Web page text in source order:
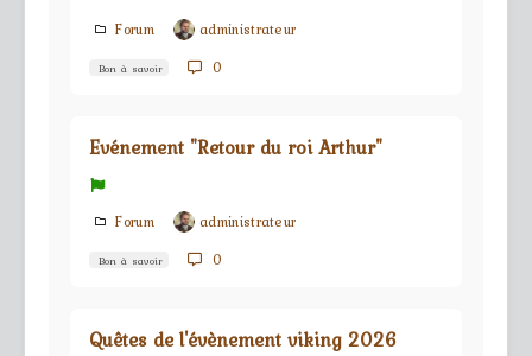
Forum administrateur
Bon à savoir 0
Evénement "Retour du roi Arthur"
Forum administrateur
Bon à savoir 0
Quêtes de l'évènement viking 2026